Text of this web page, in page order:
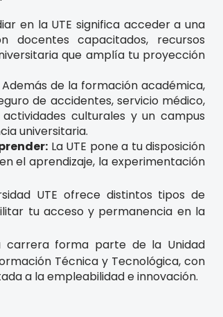
en la UTE significa acceder a una
docentes capacitados, recursos
que amplía tu proyección
Además de la formación académica,
de accidentes, servicio médico,
culturales y un campus
universitaria.
La UTE pone a tu disposición
el aprendizaje, la experimentación
UTE ofrece distintos tipos de
tu acceso y permanencia en la
carrera forma parte de la Unidad
Técnica y Tecnológica, con
a la empleabilidad e innovación.